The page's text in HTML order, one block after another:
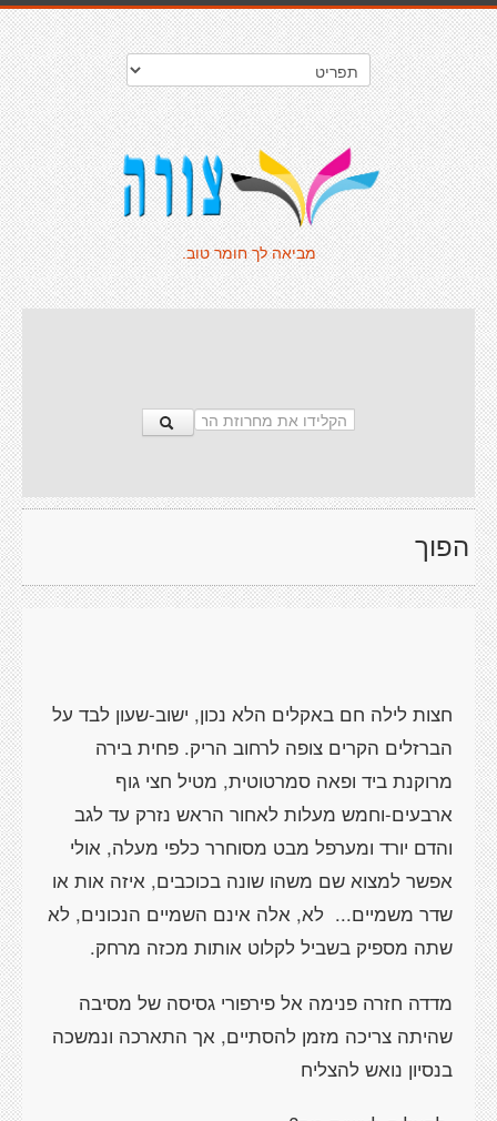
מביאה לך חומר טוב.
הפוך
חצות לילה חם באקלים הלא נכון, ישוב-שעון לבד על
הברזלים הקרים צופה לרחוב הריק. פחית בירה
מרוקנת ביד ופאה סמרטוטית, מטיל חצי גוף
ארבעים-וחמש מעלות לאחור הראש נזרק עד לגב
והדם יורד ומערפל מבט מסוחרר כלפי מעלה, אולי
אפשר למצוא שם משהו שונה בכוכבים, איזה אות או
שדר משמיים... לא, אלה אינם השמיים הנכונים, לא
שתה מספיק בשביל לקלוט אותות מכזה מרחק.
מדדה חזרה פנימה אל פירפורי גסיסה של מסיבה
שהיתה צריכה מזמן להסתיים, אך התארכה ונמשכה
בנסיון נואש להצליח